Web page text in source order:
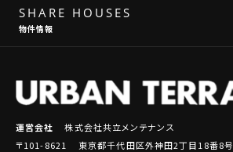
SHARE HOUSES
物件情報
運営会社
株式会社共立メンテナンス
〒101-8621 東京都千代田区外神田2丁目18番8号